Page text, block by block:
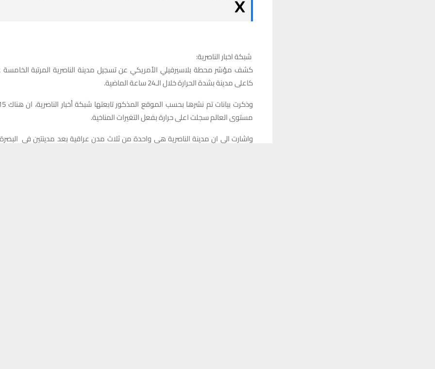
شبكة اخبار الناصرية:
كشف مؤشر محطة بلاسيرفيلي الأمريكي عن تسجيل مدينة الناصرية المرتبة الخامسة
كاعلى مدينة بشدة الحرارة خلال الـ24 ساعة الماضية.
مستوى العالم سجلت اعلى حرارة بفعل التغيرات المناخية.
واشارت الى ان مدينة الناصرية هي واحدة من ثلاث مدن عراقية بعد مدينتين في